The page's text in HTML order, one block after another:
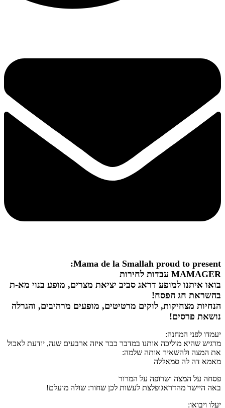
Mama de la Smallah proud to present:
MAMAGER עבדות לחירות
בואו איתנו למופע דראג סביב יציאת מצרים, מופע בנוי מא-ת
בהשראת חג הפסח!
הנחיות מצחיקות, לוקים מרטיטים, מופעים מרהיבים, והגרלה
נושאת פרסים!
יעמדו לפני המחנה:
מרגיש שהיא מוליכה אותנו במדבר כבר איזה ארבעים שנה, יודעת לאכול
את המצה ולהשאיר אותה שלמה:
מאמא דה לה סמאללה
פסחה על המצה ושרופה על המרור
באה היישר מהדראגופלצת לעשות לכן שחור: שולה מועלם!
יעלו ויבואו: